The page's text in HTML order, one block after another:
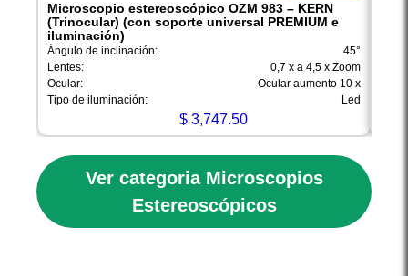
Microscopio estereoscópico OZM 983 – KERN
(Trinocular) (con soporte universal PREMIUM e
iluminación)
Ángulo de inclinación:
45°
Lentes:
0,7 x a 4,5 x Zoom
Ocular:
Ocular aumento 10 x
Tipo de iluminación:
Led
$3,747.50
Ver categoria Microscopios
Estereoscópicos